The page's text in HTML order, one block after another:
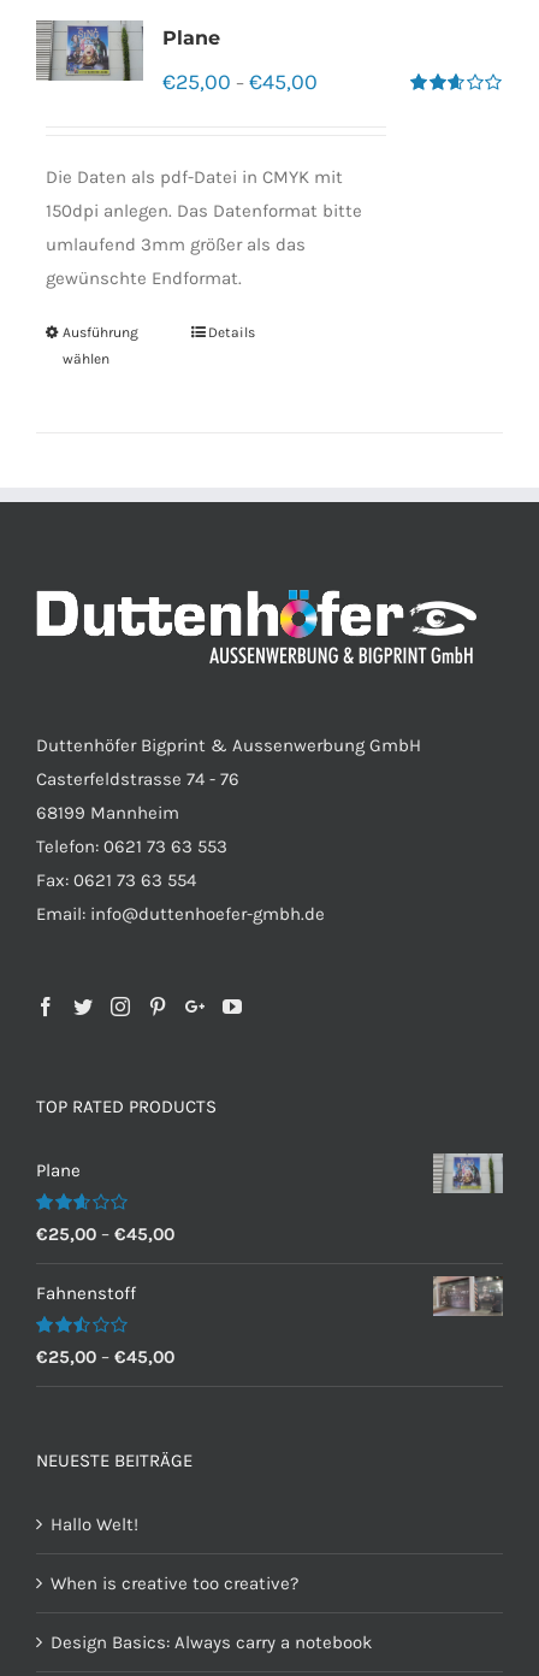
Plane
€25,00 – €45,00
Die Daten als pdf-Datei in CMYK mit
150dpi anlegen. Das Datenformat bitte
umlaufend 3mm größer als das
gewünschte Endformat.
Ausführung
wählen
Details
Duttenhöfer Bigprint & Aussenwerbung GmbH
Casterfeldstrasse 74 - 76
68199 Mannheim
Telefon: 0621 73 63 553
Fax: 0621 73 63 554
Email: info@duttenhoefer-gmbh.de
TOP RATED PRODUCTS
Plane
Bewertet
mit
2.60
von 5
€25,00 – €45,00
Fahnenstoff
Bewertet
mit
2.50
€25,00 – €45,00
NEUESTE BEITRÄGE
Hallo Welt!
When is creative too creative?
Design Basics: Always carry a notebook